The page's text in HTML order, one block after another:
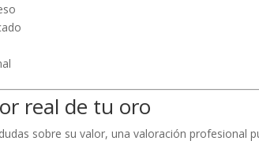
real de tu oro
sobre su valor, una valoración profesional